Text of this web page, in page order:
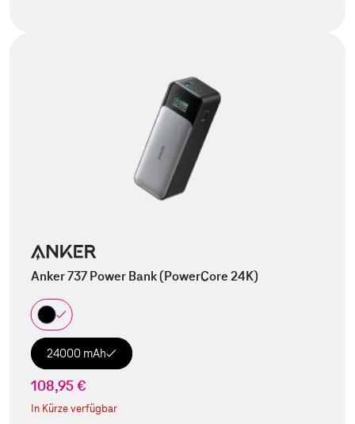
Anker 737 Power Bank (PowerCore 24K)
24000 mAh
108,95 €
In Kürze verfügbar